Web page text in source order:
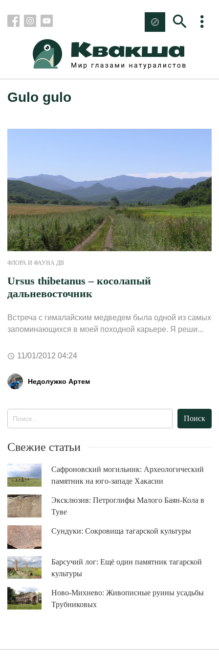
Gulo gulo
ФЛОРА И ФАУНА ДВ
Ursus thibetanus – косолапый
дальневосточник
Встреча с гималайским медведем была одной из самых
запоминающихся в моей походной карьере. Я реши...
11/01/2012 04:24
Недолужко Артем
Свежие статьи
Сафроновский могильник: Археологический
памятник на юго-западе Хакасии
Эксклюзив: Петроглифы Малого Баян-Кола в
Туве
Сундуки: Сокровища тагарской культуры
Барсучий лог: Ещё один памятник тагарской
культуры
Ново-Михнево: Живописные руины усадьбы
Трубниковых